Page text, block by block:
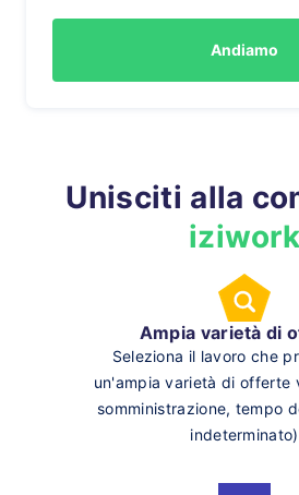
Andiamo
Unisciti alla
iziwork
Ampia varietà di
Seleziona il lavoro che
un'ampia varietà di offerte
somministrazione, tempo
indeterminato)